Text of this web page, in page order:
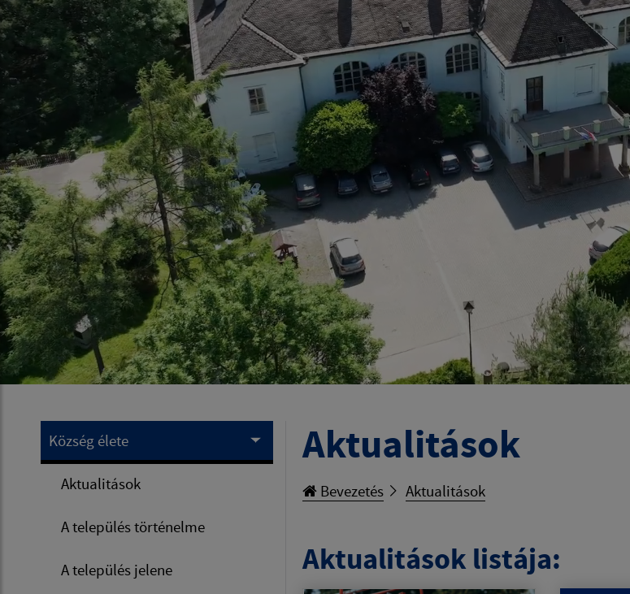
Község élete
Aktualitások
A település történelme
A település jelene
Aktualitások
Bevezetés Aktualitások
Aktualitások listája: